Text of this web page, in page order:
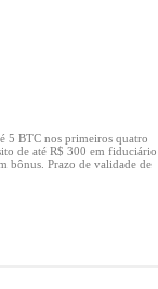
5 BTC nos primeiros quatro
de até R$ 300 em fiduciário
bônus. Prazo de validade de